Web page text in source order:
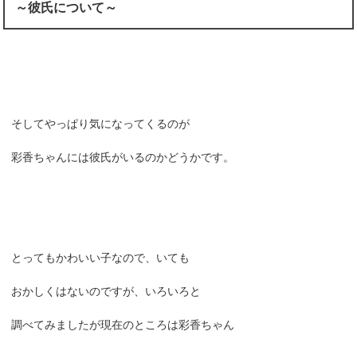
～彼氏について～
そしてやっぱり気になってくるのが
彩香ちゃんには彼氏がいるのかどうかです。
とってもかわいい子なので、いても
おかしくはないのですが、いろいろと
調べてみましたが現在のところは彩香ちゃん